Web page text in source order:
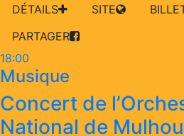
DÉTAILS SITE
PARTAGER
18:00
Musique
Concert de
National de